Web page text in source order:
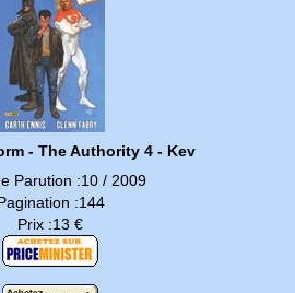
- The Authority 4 - Kev
Parution :10 / 2009
:144
Prix :13 €